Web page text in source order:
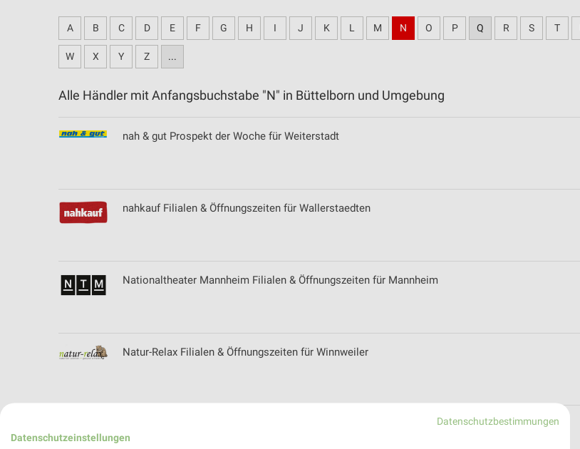
A B C D E F G H I J K L M N O P Q R S T
W X Y Z ...
Alle Händler mit Anfangsbuchstabe "N" in Büttelborn und Umgebung
nah & gut Prospekt der Woche für Weiterstadt
nahkauf Filialen & Öffnungszeiten für Wallerstaedten
Nationaltheater Mannheim Filialen & Öffnungszeiten für Mannheim
Natur-Relax Filialen & Öffnungszeiten für Winnweiler
Datenschutzbestimmungen
Datenschutzeinstellungen